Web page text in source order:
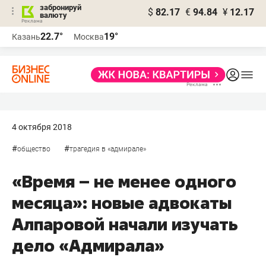
забронируй
валюту
$ 82.17 € 94.84 ¥ 12.17
Казань22.7° Москва19°
4 октября 2018
#общество #трагедия в «адмирале»
«Время – не менее одного
месяца»: новые адвокаты
Алпаровой начали изучать
дело «Адмирала»